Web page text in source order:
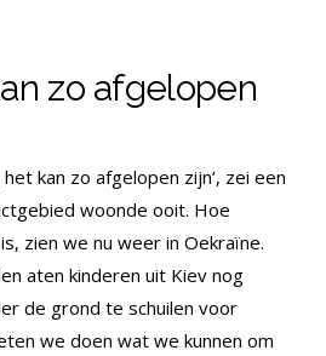
zo afgelopen
kan zo afgelopen zijn’, zei een
woonde ooit. Hoe
zien we nu weer in Oekraïne.
aten kinderen uit Kiev nog
de grond te schuilen voor
we doen wat we kunnen om